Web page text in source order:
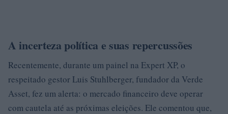
A incerteza política e suas repercussões
Recentemente, durante um painel na Expert XP, o
respeitado gestor Luis Stuhlberger, fundador da Verde
Asset, fez um alerta: o mercado financeiro deve operar
com cautela até as próximas eleições. Ele comentou que,